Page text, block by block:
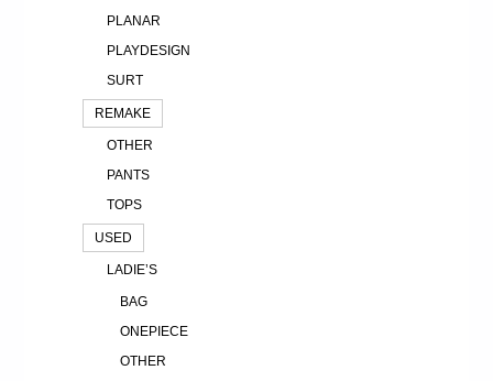
PLANAR
PLAYDESIGN
SURT
REMAKE
OTHER
PANTS
TOPS
USED
LADIE’S
BAG
ONEPIECE
OTHER